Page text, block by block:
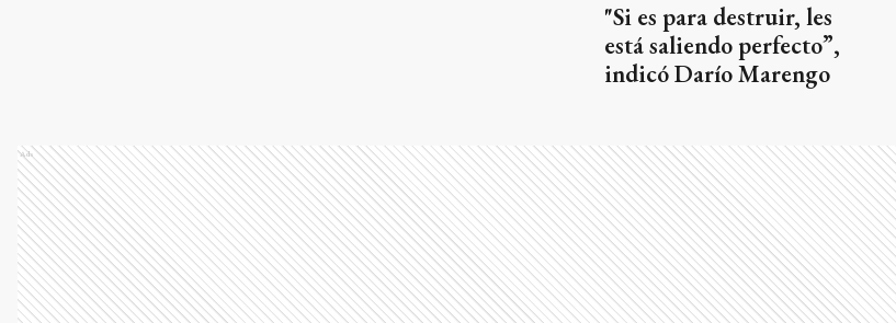
"Si es para destruir, les
está saliendo perfecto”,
indicó Darío Marengo
Ads